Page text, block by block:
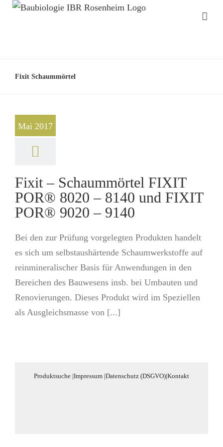
Fixit Schaummörtel
Mai 2017
Fixit – Schaummörtel FIXIT
POR® 8020 – 8140 und FIXIT
POR® 9020 – 9140
Bei den zur Prüfung vorgelegten Produkten handelt
es sich um selbstaushärtende Schaumwerkstoffe auf
reinmineralischer Basis für Anwendungen in den
Bereichen des Bauwesens insb. bei Umbauten und
Renovierungen. Dieses Produkt wird im Speziellen
als Ausgleichsmasse von [...]
Produktsuche |Impressum |Datenschutz (DSGVO)|Kontakt